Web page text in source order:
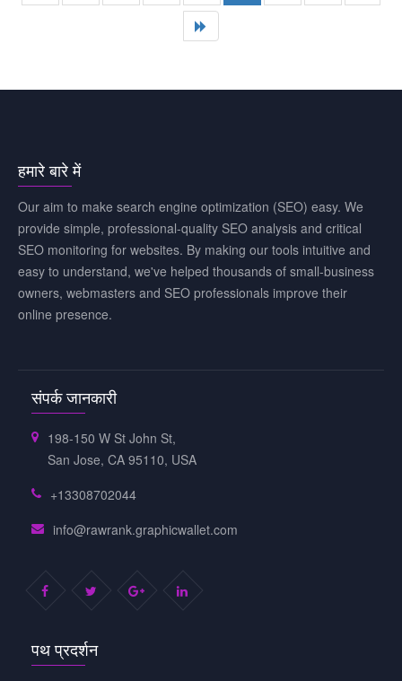
हमारे बारे में
Our aim to make search engine optimization (SEO) easy. We
provide simple, professional-quality SEO analysis and critical
SEO monitoring for websites. By making our tools intuitive and
easy to understand, we've helped thousands of small-business
owners, webmasters and SEO professionals improve their
online presence.
संपर्क जानकारी
198-150 W St John St,
San Jose, CA 95110, USA
+13308702044
info@rawrank.graphicwallet.com
पथ प्रदर्शन